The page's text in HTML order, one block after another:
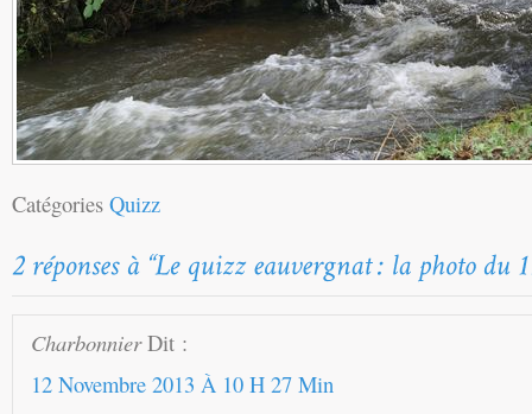
Catégories Quizz
Charbonnier Dit :
12 Novembre 2013 À 10 H 27 Min